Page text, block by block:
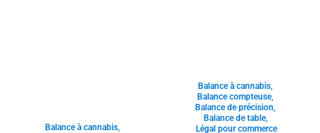
Balance à cannabis,
Balance à cannabis
Balance compteuse,
Balance de précision
Balance de table,
Légal pour commerce